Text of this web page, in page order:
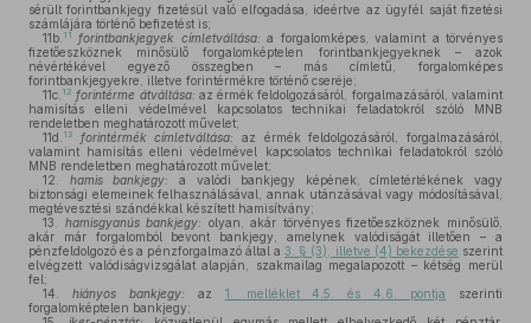
sérült forintbankjegy fizetésül való elfogadása, ideértve az ügyfél saját fizetési
számlájára történő befizetést is;
11b. 11 forintbankjegyek címletváltása: a forgalomképes, valamint a törvényes
fizetőeszköznek minősülő forgalomképtelen forintbankjegyeknek – azok
névértékével egyező összegben – más címletű, forgalomképes
forintbankjegyekre, illetve forintérmékre történő cseréje;
11c. 12 forintérme átváltása: az érmék feldolgozásáról, forgalmazásáról, valamint
hamisítás elleni védelmével kapcsolatos technikai feladatokról szóló MNB
rendeletben meghatározott művelet;
11d. 13 forintérmék címletváltása:
az érmék feldolgozásáról, forgalmazásáról,
valamint hamisítás elleni védelmével kapcsolatos technikai feladatokról szóló
MNB rendeletben meghatározott művelet;
12.
hamis bankjegy:
a valódi bankjegy képének, címletértékének vagy
biztonsági elemeinek felhasználásával, annak utánzásával vagy módosításával,
megtévesztési szándékkal készített hamisítvány;
13.
hamisgyanús bankjegy: olyan, akár törvényes fizetőeszköznek minősülő,
akár már forgalomból bevont bankjegy, amelynek valódiságát illetően – a
pénzfeldolgozó és a pénzforgalmazó által a 3. § (3), illetve (4) bekezdése szerint
elvégzett valódiságvizsgálat alapján, szakmailag megalapozott – kétség merül
fel;
14.
hiányos bankjegy: az 1. melléklet 4.5. és 4.6. pontja szerinti
forgalomképtelen bankjegy;